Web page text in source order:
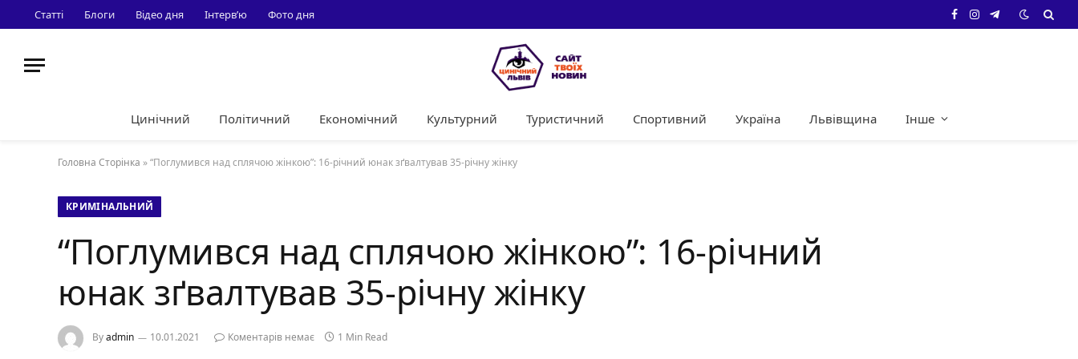
Статті Блоги Відео дня Інтерв’ю Фото дня Facebook
Instagram
Telegram
Цинічний Політичний Економічний Культурний Туристичний Спортивний Україна Львівщина Інше
Головна Сторінка »“Поглумився над сплячою жінкою”: 16-річний юнак зґвалтував 35-річну жінку
КРИМІНАЛЬНИЙ
“Поглумився над сплячою жінкою”: 16-річний
юнак зґвалтував 35-річну жінку
Byadmin 10.01.2021 Коментарів немає 1 Min Read